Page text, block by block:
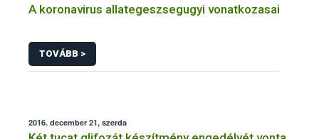
A koronavirus allategeszsegugyi vonatkozasai
TOVÁBB >
2016. december 21, szerda